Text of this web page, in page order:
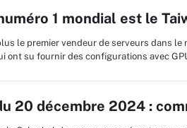
1 mondial est le
le premier vendeur de serveurs dans
ont su fournir des configurations avec
20 décembre 2024 :